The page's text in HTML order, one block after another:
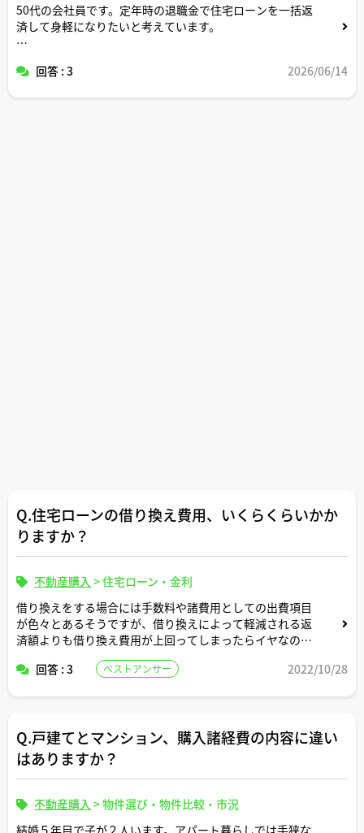
50代の会社員です。定年時の退職金で住宅ローンを一括返
済して身軽になりたいと考えています。
ることもある」と見かけて不安です。
回答 : 3 2026/06/14
Q.住宅ローンの借り換え費用、いくらくらいかか
りますか？
不動産購入 >住宅ローン・金利
借り換えをする場合には手数料や諸費用としての出費項目
が色々とあるそうですが、借り換えによって軽減される返
済額よりも借り換え費用が上回ってしまったらイヤなの
よろしくお願いします。
回答 : 3 ベストアンサー 2022/10/28
Q.戸建てとマンション、購入諸経費の内容に違い
はありますか？
不動産購入 >物件選び・物件比較・市況
結婚５年目で子が２人います。アパート暮らしでは手狭な